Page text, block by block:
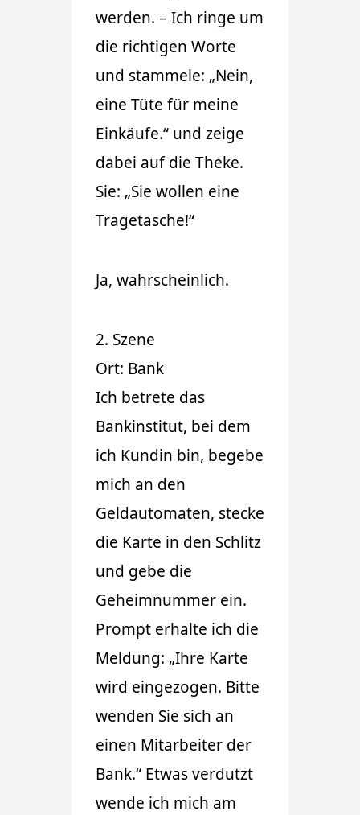
werden. – Ich ringe um
die richtigen Worte
und stammele: „Nein,
eine Tüte für meine
Einkäufe.“ und zeige
dabei auf die Theke.
Sie: „Sie wollen eine
Tragetasche!“
Ja, wahrscheinlich.
2. Szene
Ort: Bank
Ich betrete das
Bankinstitut, bei dem
ich Kundin bin, begebe
mich an den
Geldautomaten, stecke
die Karte in den Schlitz
und gebe die
Geheimnummer ein.
Prompt erhalte ich die
Meldung: „Ihre Karte
wird eingezogen. Bitte
wenden Sie sich an
einen Mitarbeiter der
Bank.“ Etwas verdutzt
wende ich mich am